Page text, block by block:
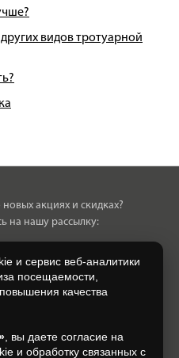
видов тротуарной
новых акциях и скидках?
на нашу рассылку:
на обработку моих
целей, определенных в
и сервис веб-аналитики
посещаемости,
качества
, вы даете согласие на
и обработку связанных с